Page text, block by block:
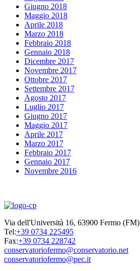
Giugno 2018
Maggio 2018
Aprile 2018
Marzo 2018
Febbraio 2018
Gennaio 2018
Dicembre 2017
Novembre 2017
Ottobre 2017
Settembre 2017
Agosto 2017
Luglio 2017
Giugno 2017
Maggio 2017
Aprile 2017
Marzo 2017
Febbraio 2017
Gennaio 2017
Novembre 2016
Via dell'Università 16, 63900 Fermo (FM)
Tel:+39 0734 225495
Fax:+39 0734 228742
conservatoriofermo@conservatorio.net
conservatoriofermo@pec.it